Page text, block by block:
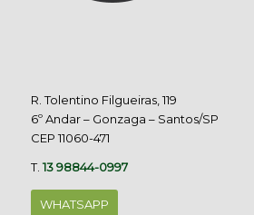
R. Tolentino Filgueiras, 119
6º Andar – Gonzaga – Santos/SP
CEP 11060-471
T.13 98844-0997
WHATSAPP